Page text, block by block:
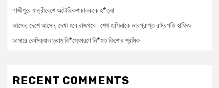
গাজীপুরে যাত্রীবেশে অটোরিকশাচালককে হ*ত্যা
আসেন, দেশে আসেন, দেখা হবে রাজপথে : শেখ হাসিনাকে ভারপ্রাপ্ত রাষ্ট্রপতি হাফিজ
ডাসারে কেমিক্যাল ড্রাম বি*স্ফোরণে নি*হত কিশোর শ্রমিক
RECENT COMMENTS